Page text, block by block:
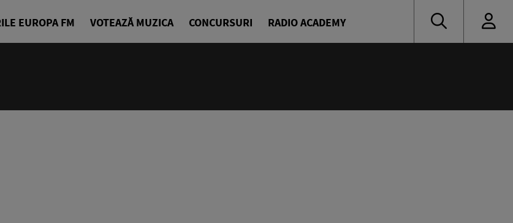
EUROPA FM VOTEAZĂ MUZICA CONCURSURI RADIO ACADEMY